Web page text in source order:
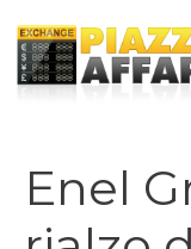
contenuto
Enel